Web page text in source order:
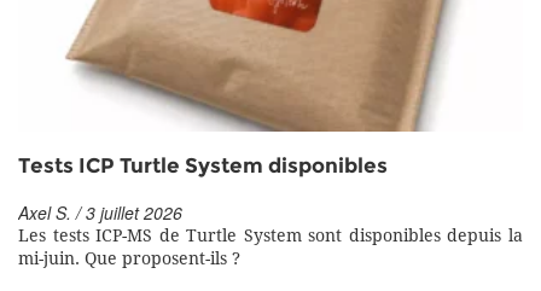
Tests ICP Turtle System disponibles
Axel S. / 3 juillet 2026
Les tests ICP-MS de Turtle System sont disponibles depuis la
mi-juin. Que proposent-ils ?